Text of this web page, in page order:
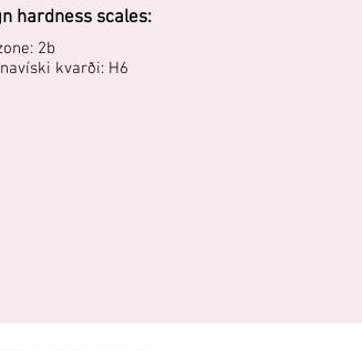
hardness scales:
2b
kvarði: H6